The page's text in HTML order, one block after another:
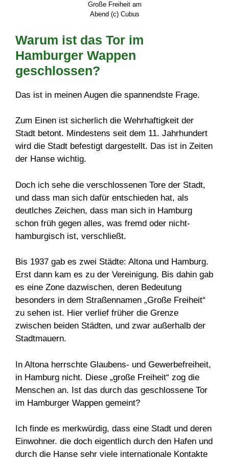
Große Freiheit am
Abend (c) Cubus
Warum ist das Tor im
Hamburger Wappen
geschlossen?
Das ist in meinen Augen die spannendste Frage.
Zum Einen ist sicherlich die Wehrhaftigkeit der
Stadt betont. Mindestens seit dem 11. Jahrhundert
wird die Stadt befestigt dargestellt. Das ist in Zeiten
der Hanse wichtig.
Doch ich sehe die verschlossenen Tore der Stadt,
und dass man sich dafür entschieden hat, als
deutlches Zeichen, dass man sich in Hamburg
schon früh gegen alles, was fremd oder nicht-
hamburgisch ist, verschließt.
Bis 1937 gab es zwei Städte: Altona und Hamburg.
Erst dann kam es zu der Vereinigung. Bis dahin gab
es eine Zone dazwischen, deren Bedeutung
besonders in dem Straßennamen „Große Freiheit“
zu sehen ist. Hier verlief früher die Grenze
zwischen beiden Städten, und zwar außerhalb der
Stadtmauern.
In Altona herrschte Glaubens- und Gewerbefreiheit,
in Hamburg nicht. Diese „große Freiheit“ zog die
Menschen an. Ist das durch das geschlossene Tor
im Hamburger Wappen gemeint?
Ich finde es merkwürdig, dass eine Stadt und deren
Einwohner. die doch eigentlich durch den Hafen und
durch die Hanse sehr viele internationale Kontakte